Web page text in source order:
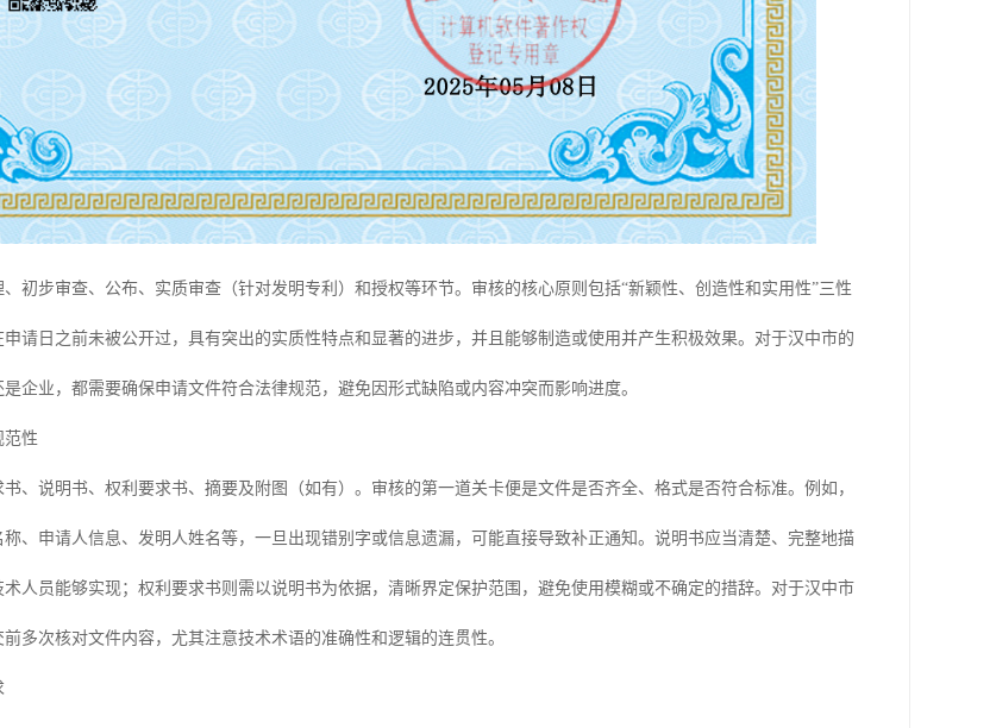
初步审查、公布、实质审查（针对发明专利）和授权等环节。审核的核心原则包括“新颖性、创造性和实用性”三性
请日之前未被公开过，具有突出的实质性特点和显著的进步，并且能够制造或使用并产生积极效果。对于汉中市的
企业，都需要确保申请文件符合法律规范，避免因形式缺陷或内容冲突而影响进度。
范性
、说明书、权利要求书、摘要及附图（如有）。审核的第一道关卡便是文件是否齐全、格式是否符合标准。例如，
、申请人信息、发明人姓名等，一旦出现错别字或信息遗漏，可能直接导致补正通知。说明书应当清楚、完整地描
人员能够实现；权利要求书则需以说明书为依据，清晰界定保护范围，避免使用模糊或不确定的措辞。对于汉中市
多次核对文件内容，尤其注意技术术语的准确性和逻辑的连贯性。